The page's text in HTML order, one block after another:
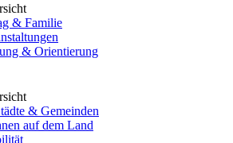
& Familie
& Orientierung
& Gemeinden
auf dem Land